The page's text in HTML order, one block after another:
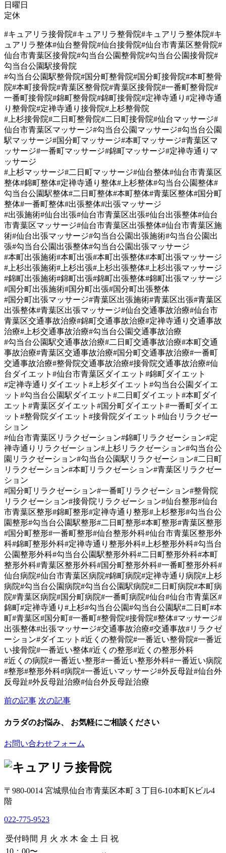
日曜日
定休
#キュアリラ接骨院#キュアリラ整骨院#キュアリラ整体院#キ
ュアリラ整体#仙台整骨院#仙台接骨院#仙台市青葉区整骨院#
仙台市青葉区接骨院#勾当台公園整骨院#勾当台公園接骨院#
勾当台公園駅接骨院
#勾当台公園駅整骨院#国分町整骨院#国分町接骨院#本町整骨
院#本町接骨院#青葉区整骨院#青葉区接骨院#一番町整骨院#
一番町接骨院#錦町整骨院#錦町接骨院#定禅寺通り#定禅寺通
り整骨院#定禅寺通り接骨院#上杉整骨院
#上杉接骨院#二日町整骨院#二日町接骨院#仙台マッサージ#
仙台市青葉区マッサージ#勾当台公園マッサージ#勾当台公園
駅マッサージ#国分町マッサージ#本町マッサージ#青葉区マ
ッサージ#一番町マッサージ#錦町マッサージ#定禅寺通りマ
ッサージ
#上杉マッサージ#二日町マッサージ#仙台整体#仙台市青葉区
整体#錦町整体#定禅寺通り整体#上杉整体#勾当台公園整体#
勾当台公園駅整体#二日町整体#本町整体#青葉区整体#国分町
整体#一番町整体#出張整体#出張マッサージ
#出張施術#仙台出張#仙台市青葉区出張#仙台出張整体#仙台
市青葉区マッサージ#仙台市青葉区出張整体#仙台市青葉区施
術#仙台出張マッサージ#勾当台公園出張施術#勾当台公園出
張#勾当台公園出張整体#勾当台公園出張マッサージ
#本町出張施術#本町出張#本町出張整体#本町出張マッサージ
#上杉出張施術#上杉出張#上杉出張整体#上杉出張マッサージ
#錦町出張施術#錦町出張#錦町出張整体#錦町出張マッサージ
#国分町出張施術#国分町出張#国分町出張整体
#国分町出張マッサージ#青葉区出張施術#青葉区出張#青葉区
出張整体#青葉区出張マッサージ#仙台交通事故治療#仙台市
青葉区交通事故治療#錦町交通事故治療#定禅寺通り交通事故
治療#上杉交通事故治療#勾当台公園交通事故治療
#勾当台公園駅交通事故治療#二日町交通事故治療#本町交通
事故治療#青葉区交通事故治療#国分町交通事故治療#一番町
交通事故治療#整骨院交通事故治療#接骨院交通事故治療#仙
台ダイエット#仙台市青葉区ダイエット#錦町ダイエット
#定禅寺通りダイエット#上杉ダイエット#勾当台公園ダイエ
ット#勾当台公園駅ダイエット#二日町ダイエット#本町ダイ
エット#青葉区ダイエット#国分町ダイエット#一番町ダイエ
ット#整骨院ダイエット#接骨院ダイエット#仙台リラクゼー
ション
#仙台市青葉区リラクゼーション#錦町リラクゼーション#定
禅寺通りリラクゼーション#上杉リラクゼーション#勾当台公
園リラクゼーション#勾当台公園駅リラクゼーション#二日町
リラクゼーション#本町リラクゼーション#青葉区リラクゼー
ション
#国分町リラクゼーション#一番町リラクゼーション#整骨院
リラクゼーション#接骨院リラクゼーション#仙台整形#仙台
市青葉区整形#錦町整形#定禅寺通り整形#上杉整形#勾当台公
園整形#勾当台公園駅整形#二日町整形#本町整形#青葉区整形
#国分町整形#一番町整形#仙台整形外科#仙台市青葉区整形外
科#錦町整形外科#定禅寺通り整形外科#上杉整形外科#勾当台
公園整形外科#勾当台公園駅整形外科#二日町整形外科#本町
整形外科#青葉区整形外科#国分町整形外科#一番町整形外科#
仙台病院#仙台市青葉区病院#錦町病院#定禅寺通り病院#上杉
病院#勾当台公園病院#勾当台公園駅病院#二日町病院#本町病
院#青葉区病院#国分町病院#一番町病院#仙台#仙台市青葉区#
錦町#定禅寺通り#上杉#勾当台公園#勾当台公園駅#二日町#本
町#青葉区#国分町#一番町#整骨院#接骨院#整体#マッサージ#
出張整体#出張マッサージ#交通事故治療#交通事故#リラクゼ
ーション#ダイエット#近くの整骨院#一番近い整骨院#一番近
い接骨院#一番近い整体#近くの整形#近くの整形外科
#近くの病院#一番近い整形#一番近い整形外科#一番近い病院
#整形#整形外科#病院#一番近いマッサージ#外反母趾#仙台外
反母趾#外反母趾治療#仙台外反母趾治療
前の記事 次の記事
カラダのお悩み、 お気軽にご相談ください
お問い合わせフォーム
〒980-0014 宮城県仙台市青葉区本町３丁目6-10本町Kビル4
階
022-775-9523
受付時間 月 火 水 木 金 土 日 祝
10：00〜